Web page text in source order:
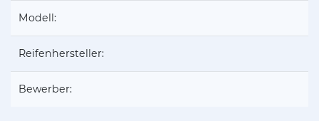
Modell:
Reifenhersteller:
Bewerber: